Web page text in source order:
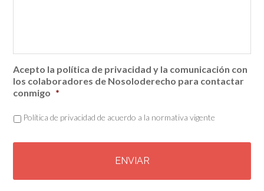
Acepto la política de privacidad y la comunicación con
los colaboradores de Nosoloderecho para contactar
conmigo *
Política de privacidad de acuerdo a la normativa vigente